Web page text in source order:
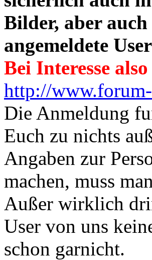
Bilder, aber
angemeldete
Bei Interesse
http://
Die Anmeldung
Euch zu nichts
Angaben zur
machen, muss
Außer wirklich
User von uns
schon garnicht.